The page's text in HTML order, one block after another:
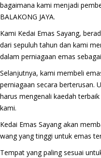
bagaimana kami menjadi
BALAKONG JAYA.
Kami Kedai Emas Sayang,
dari sepuluh tahun dan kami
dalam perniagaan emas
Selanjutnya, kami membeli
perniagaan secara berterusan.
harus mengenali kaedah
kami.
Kedai Emas Sayang akan
wang yang tinggi untuk emas
Tempat yang paling sesuai